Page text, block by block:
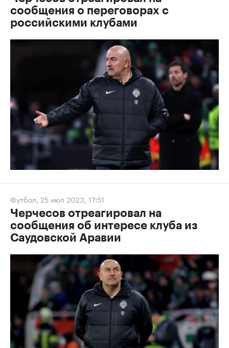
сообщения о переговорах с
российскими клубами
Футбол, 25 июл 2023, 17:51
Черчесов отреагировал на
сообщения об интересе клуба из
Саудовской Аравии